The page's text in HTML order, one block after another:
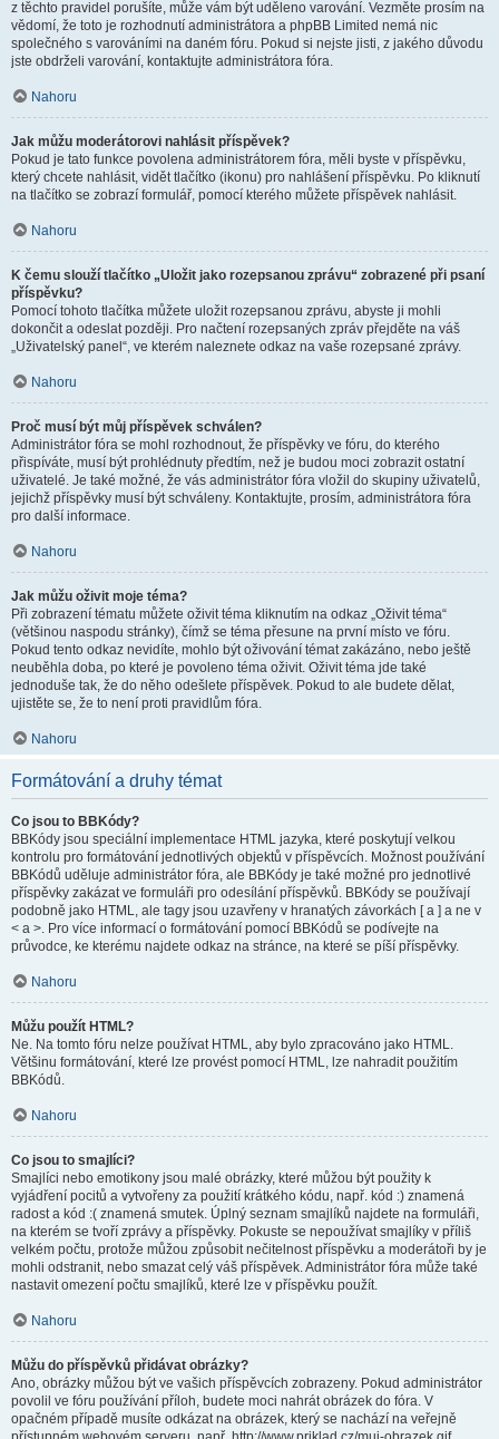
z těchto pravidel porušíte, může vám být uděleno varování. Vezměte prosím na
vědomí, že toto je rozhodnutí administrátora a phpBB Limited nemá nic
společného s varováními na daném fóru. Pokud si nejste jisti, z jakého důvodu
jste obdrželi varování, kontaktujte administrátora fóra.
Nahoru
Jak můžu moderátorovi nahlásit příspěvek?
Pokud je tato funkce povolena administrátorem fóra, měli byste v příspěvku,
který chcete nahlásit, vidět tlačítko (ikonu) pro nahlášení příspěvku. Po kliknutí
na tlačítko se zobrazí formulář, pomocí kterého můžete příspěvek nahlásit.
Nahoru
K čemu slouží tlačítko „Uložit jako rozepsanou zprávu“ zobrazené při psaní
příspěvku?
Pomocí tohoto tlačítka můžete uložit rozepsanou zprávu, abyste ji mohli
dokončit a odeslat později. Pro načtení rozepsaných zpráv přejděte na váš
„Uživatelský panel“, ve kterém naleznete odkaz na vaše rozepsané zprávy.
Nahoru
Proč musí být můj příspěvek schválen?
Administrátor fóra se mohl rozhodnout, že příspěvky ve fóru, do kterého
přispíváte, musí být prohlédnuty předtím, než je budou moci zobrazit ostatní
uživatelé. Je také možné, že vás administrátor fóra vložil do skupiny uživatelů,
jejichž příspěvky musí být schváleny. Kontaktujte, prosím, administrátora fóra
pro další informace.
Nahoru
Jak můžu oživit moje téma?
Při zobrazení tématu můžete oživit téma kliknutím na odkaz „Oživit téma“
(většinou naspodu stránky), čímž se téma přesune na první místo ve fóru.
Pokud tento odkaz nevidíte, mohlo být oživování témat zakázáno, nebo ještě
neuběhla doba, po které je povoleno téma oživit. Oživit téma jde také
jednoduše tak, že do něho odešlete příspěvek. Pokud to ale budete dělat,
ujistěte se, že to není proti pravidlům fóra.
Nahoru
Formátování a druhy témat
Co jsou to BBKódy?
BBKódy jsou speciální implementace HTML jazyka, které poskytují velkou
kontrolu pro formátování jednotlivých objektů v příspěvcích. Možnost používání
BBKódů uděluje administrátor fóra, ale BBKódy je také možné pro jednotlivé
příspěvky zakázat ve formuláři pro odesílání příspěvků. BBKódy se používají
podobně jako HTML, ale tagy jsou uzavřeny v hranatých závorkách [ a ] a ne v
< a >. Pro více informací o formátování pomocí BBKódů se podívejte na
průvodce, ke kterému najdete odkaz na stránce, na které se píší příspěvky.
Nahoru
Můžu použít HTML?
Ne. Na tomto fóru nelze používat HTML, aby bylo zpracováno jako HTML.
Většinu formátování, které lze provést pomocí HTML, lze nahradit použitím
BBKódů.
Nahoru
Co jsou to smajlíci?
Smajlíci nebo emotikony jsou malé obrázky, které můžou být použity k
vyjádření pocitů a vytvořeny za použití krátkého kódu, např. kód :) znamená
radost a kód :( znamená smutek. Úplný seznam smajlíků najdete na formuláři,
na kterém se tvoří zprávy a příspěvky. Pokuste se nepoužívat smajlíky v příliš
velkém počtu, protože můžou způsobit nečitelnost příspěvku a moderátoři by je
mohli odstranit, nebo smazat celý váš příspěvek. Administrátor fóra může také
nastavit omezení počtu smajlíků, které lze v příspěvku použít.
Nahoru
Můžu do příspěvků přidávat obrázky?
Ano, obrázky můžou být ve vašich příspěvcích zobrazeny. Pokud administrátor
povolil ve fóru používání příloh, budete moci nahrát obrázek do fóra. V
opačném případě musíte odkázat na obrázek, který se nachází na veřejně